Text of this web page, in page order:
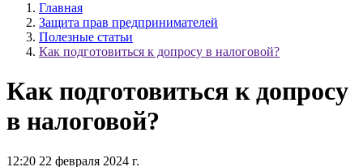
Главная
Защита прав предпринимателей
Полезные статьи
Как подготовиться к допросу в налоговой?
Как подготовиться к допросу
в налоговой?
12:20 22 февраля 2024 г.